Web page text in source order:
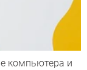
компьютера и